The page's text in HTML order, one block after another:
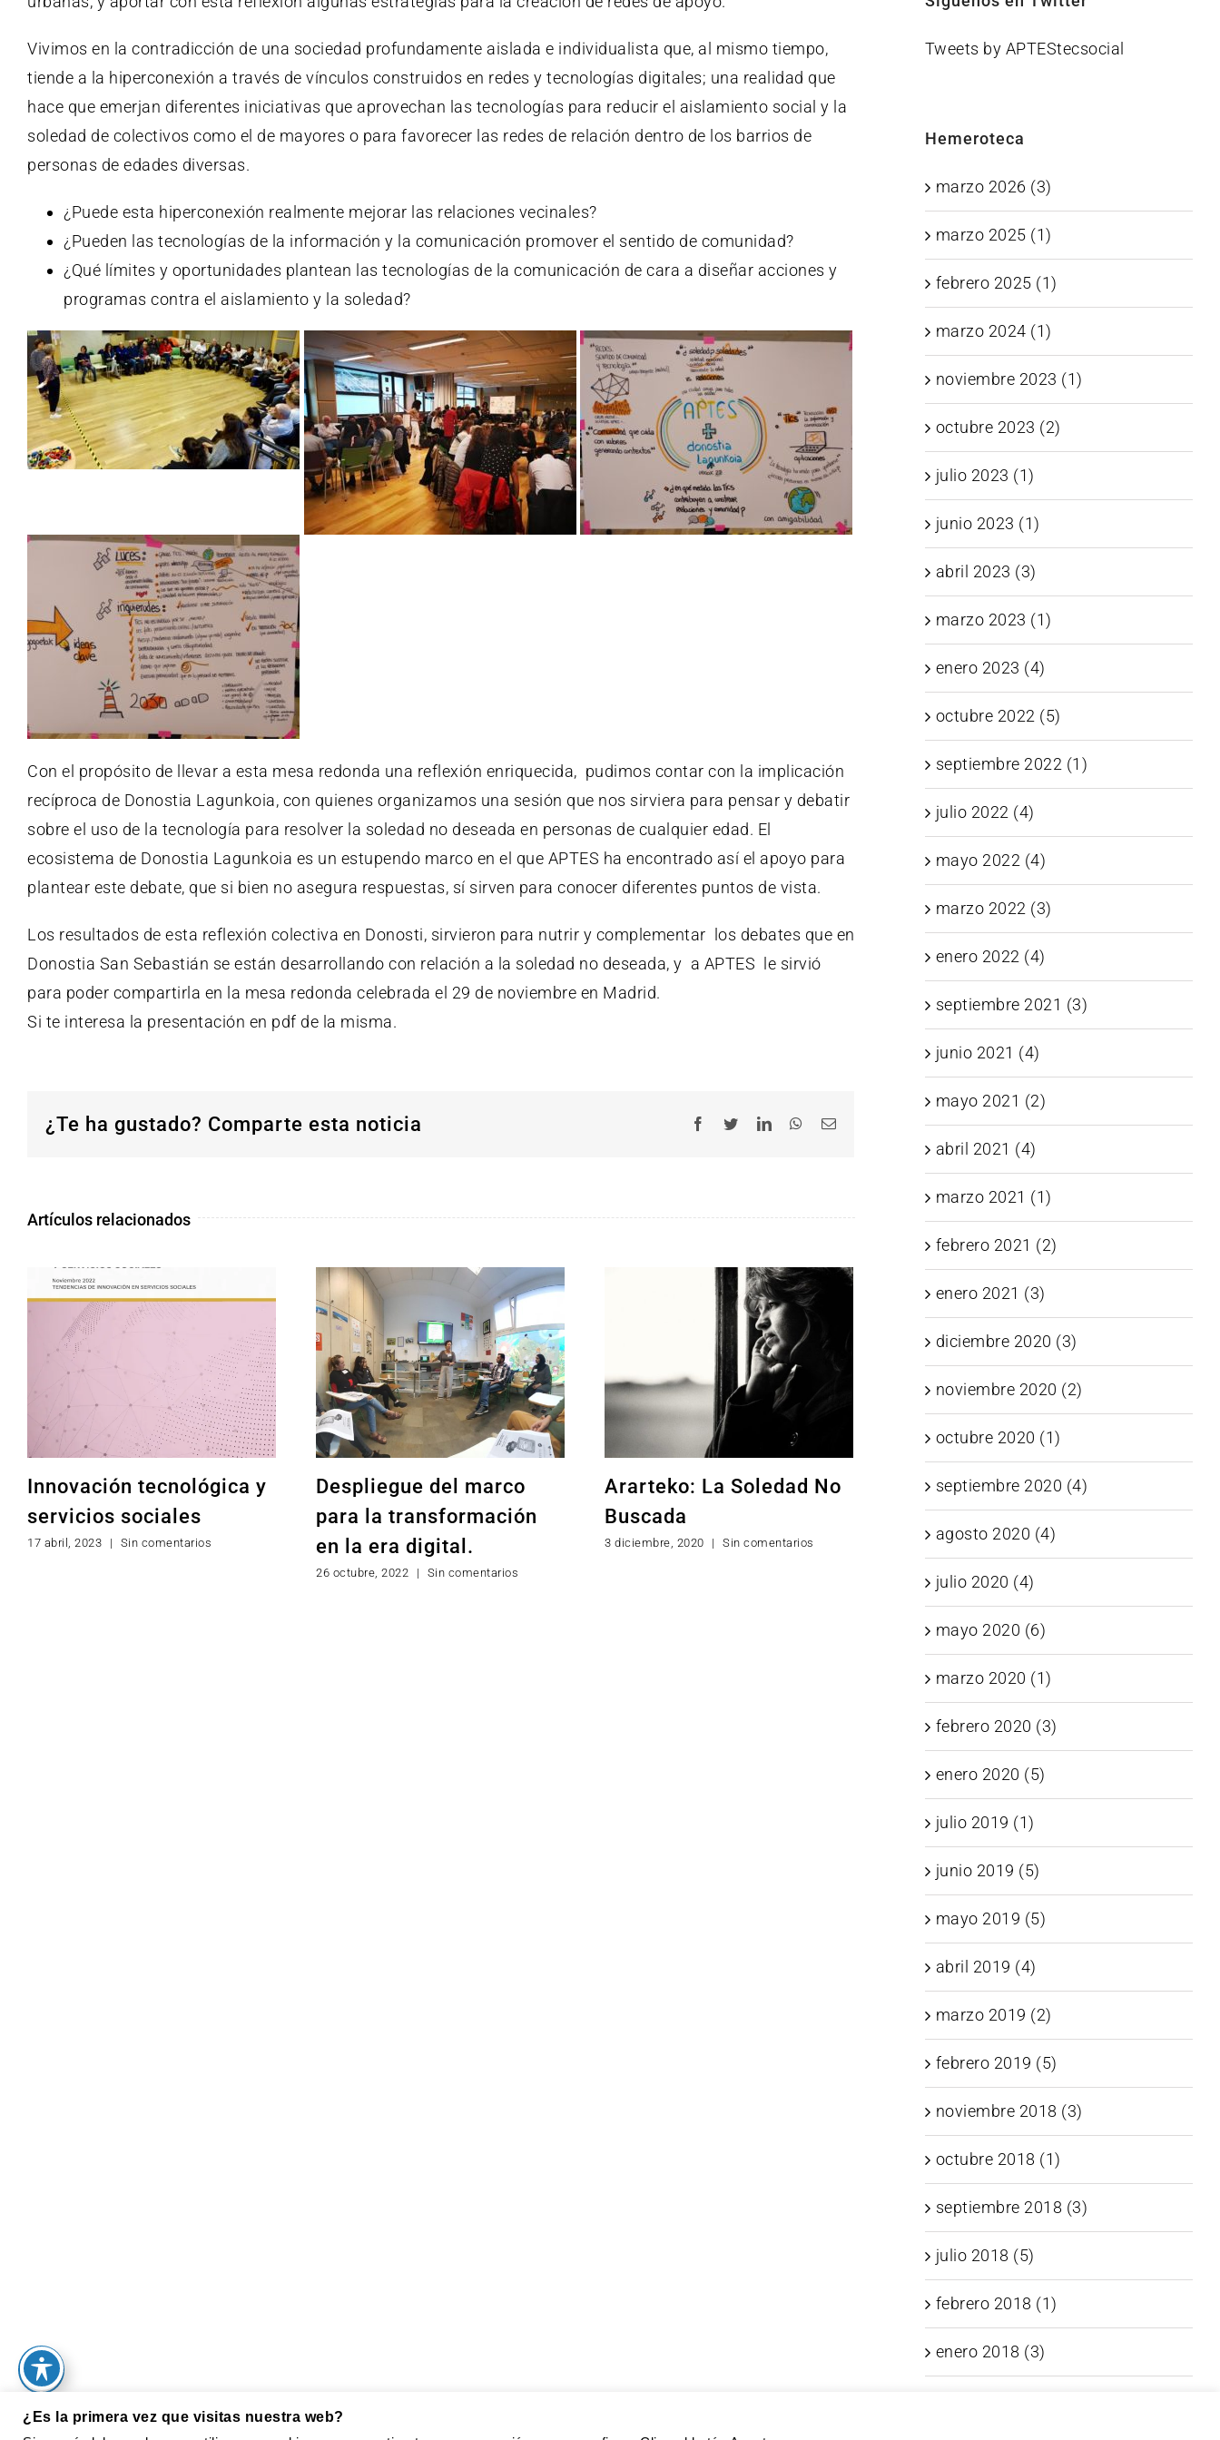
Vivimos en la contradicción de una sociedad profundamente aislada e individualista que, al mismo tiempo,
tiende a la hiperconexión a través de vínculos construidos en redes y tecnologías digitales; una realidad que
hace que emerjan diferentes iniciativas que aprovechan las tecnologías para reducir el aislamiento social y la
soledad de colectivos como el de mayores o para favorecer las redes de relación dentro de los barrios de
personas de edades diversas.
¿Puede esta hiperconexión realmente mejorar las relaciones vecinales?
¿Pueden las tecnologías de la información y la comunicación promover el sentido de comunidad?
¿Qué límites y oportunidades plantean las tecnologías de la comunicación de cara a diseñar acciones y
programas contra el aislamiento y la soledad?
Con el propósito de llevar a esta mesa redonda una reflexión enriquecida, pudimos contar con la implicación
recíproca de Donostia Lagunkoia, con quienes organizamos una sesión que nos sirviera para pensar y debatir
sobre el uso de la tecnología para resolver la soledad no deseada en personas de cualquier edad. El
ecosistema de Donostia Lagunkoia es un estupendo marco en el que APTES ha encontrado así el apoyo para
plantear este debate, que si bien no asegura respuestas, sí sirven para conocer diferentes puntos de vista.
Los resultados de esta reflexión colectiva en Donosti, sirvieron para nutrir y complementar los debates que en
Donostia San Sebastián se están desarrollando con relación a la soledad no deseada, y a APTES le sirvió
para poder compartirla en la mesa redonda celebrada el 29 de noviembre en Madrid.
Si te interesa la presentación en pdf de la misma.
¿Te ha gustado? Comparte esta noticia Facebook
TwitterLinkedInWhatsApp
Correo
Artículos relacionados
Innovación tecnológica y
servicios sociales
17 abril, 2023 | Sin comentarios
Despliegue del marco
para la transformación
en la era digital.
26 octubre, 2022 | Sin comentarios
Ararteko: La Soledad No
Buscada
3 diciembre, 2020 | Sin comentarios
Tweets by APTEStecsocial
Hemeroteca
marzo 2026 (3)
marzo 2025 (1)
febrero 2025 (1)
marzo 2024 (1)
noviembre 2023 (1)
octubre 2023 (2)
julio 2023 (1)
junio 2023 (1)
abril 2023 (3)
marzo 2023 (1)
enero 2023 (4)
octubre 2022 (5)
septiembre 2022 (1)
julio 2022 (4)
mayo 2022 (4)
marzo 2022 (3)
enero 2022 (4)
septiembre 2021 (3)
junio 2021 (4)
mayo 2021 (2)
abril 2021 (4)
marzo 2021 (1)
febrero 2021 (2)
enero 2021 (3)
diciembre 2020 (3)
noviembre 2020 (2)
octubre 2020 (1)
septiembre 2020 (4)
agosto 2020 (4)
julio 2020 (4)
mayo 2020 (6)
marzo 2020 (1)
febrero 2020 (3)
enero 2020 (5)
julio 2019 (1)
junio 2019 (5)
mayo 2019 (5)
abril 2019 (4)
marzo 2019 (2)
febrero 2019 (5)
noviembre 2018 (3)
octubre 2018 (1)
septiembre 2018 (3)
julio 2018 (5)
febrero 2018 (1)
enero 2018 (3)
¿Es la primera vez que visitas nuestra web?